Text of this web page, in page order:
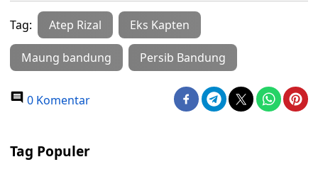
Tag: Atep Rizal Eks Kapten
Maung bandung Persib Bandung
0 Komentar
Tag Populer